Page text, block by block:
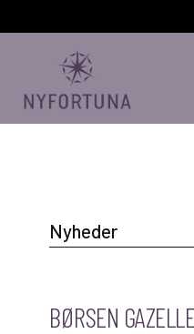
til
Nyheder
BØRSEN